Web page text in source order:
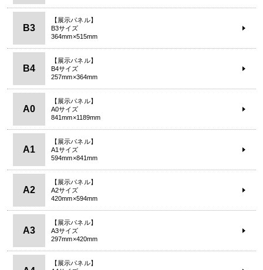
B3
【展示パネル】
B3サイズ
364mm×515mm
B4
【展示パネル】
B4サイズ
257mm×364mm
A0
【展示パネル】
A0サイズ
841mm×1189mm
A1
【展示パネル】
A1サイズ
594mm×841mm
A2
【展示パネル】
A2サイズ
420mm×594mm
A3
【展示パネル】
A3サイズ
297mm×420mm
【展示パネル】